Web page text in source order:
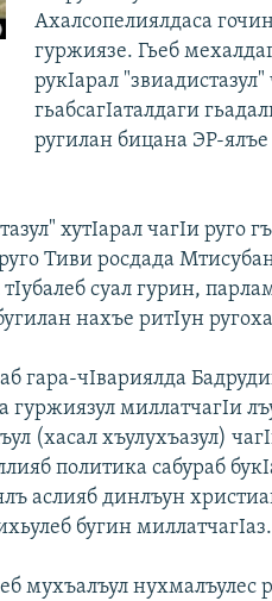
Ахалсопелиялдаса
гуржиязе. Гьеб
рукIарал "звиадистазул"
гьабсагIаталдаги
ругилан бицана ЭР-
хутIарал чагIи руго
Тиви росдада
суал гурин,
нахъе ритIун
гара-чIвариялда
миллатчагIи
(хасал хъулухъазул)
политика сабураб
аслияб динлъун
бугин миллатчагIаз.
мухъалъул нухмалъулес